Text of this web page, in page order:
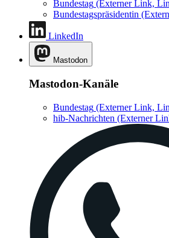
Bundestag (Externer Link,
Bundestagspräsidentin
LinkedIn
Mastodon
Mastodon-Kanäle
Bundestag (Externer Link,
hib-Nachrichten (Externer